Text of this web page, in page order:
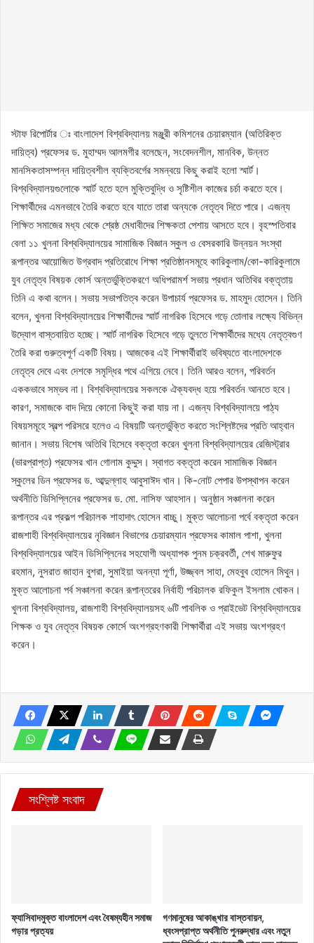
স্টাফ রিপোর্টার ঃ বাংলাদেশ বিশ্ববিদ্যালয় মঞ্জুরী কমিশনের চেয়ারম্যান (অতিরিক্ত
দায়িত্ব) প্রফেসর ড. মুহাম্মদ আলমগীর বলেছেন, সংবেদনশীল, মানবিক, উন্নত
মানসিকতাসম্পন্ন দায়িত্বশীল ব্যক্তিবর্গের সমন্বয়ে কিছু করাই হলো স্মার্ট।
বিশ্ববিদ্যালয়গুলোকে স্মার্ট হতে হলে মুক্তিবুদ্ধি ও সৃষ্টিশীল কাজের চর্চা করতে হবে।
শিক্ষার্থীদের এমনভাবে তৈরি করতে হবে যাতে তারা অন্যকে নেতৃত্ব দিতে পারে। এজন্য
শিক্ষিত সমাজের মধ্য থেকে শ্রেষ্ঠ মেধাবীদের শিক্ষকতা পেশায় আসতে হবে। বৃহস্পতিবার
বেলা ১১ খুলনা বিশ্ববিদ্যালয়ের সামাজিক বিজ্ঞান স্কুল ও বেসরকারি উন্নয়ন সংস্থা
রূপান্তর আয়োজিত উগ্রবাদ প্রতিরোধে শিক্ষা প্রতিষ্ঠানসমূহে কারিকুলাম/কো-কারিকুলামে
যুব নেতৃত্ব বিষয়ক কোর্স অন্তর্ভুক্তিকরণে অধিপরামর্শ সভায় প্রধান অতিথির বক্তৃতায়
তিনি এ কথা বলেন। সভায় সভাপতিত্ব করেন উপাচার্য প্রফেসর ড. মাহমুদ হোসেন। তিনি
বলেন, খুলনা বিশ্ববিদ্যালয়ের শিক্ষার্থীদের স্মার্ট নাগরিক হিসেবে গড়ে তোলার লক্ষ্যে বিভিন্ন
উদ্যোগ বাস্তবায়িত হচ্ছে। স্মার্ট নাগরিক হিসেবে গড়ে তুলতে শিক্ষার্থীদের মধ্যে নেতৃত্বগুণ
তৈরি করা গুরুত্বপূর্ণ একটি বিষয়। আজকের এই শিক্ষার্থীরাই ভবিষ্যতে বাংলাদেশকে
নেতৃত্ব দেবে এবং দেশকে সমৃদ্ধির পথে এগিয়ে নেবে। তিনি আরও বলেন, পরিবর্তন
এককভাবে সম্ভব না। বিশ্ববিদ্যালয়ের সকলকে ঐক্যবদ্ধ হয়ে পরিবর্তন আনতে হবে।
কারণ, সমাজকে বাদ দিয়ে কোনো কিছুই করা যায় না। এজন্য বিশ্ববিদ্যালয়ে পাঠ্য
বিষয়সমূহে স্বল্প পরিসরে হলেও এ বিষয়টি অন্তর্ভুক্তি করতে সংশ্লিষ্টদের প্রতি আহ্বান
জানান। সভায় বিশেষ অতিথি হিসেবে বক্তৃতা করেন খুলনা বিশ্ববিদ্যালয়ের রেজিস্ট্রার
(ভারপ্রাপ্ত) প্রফেসর খান গোলাম কুদ্দুস। স্বাগত বক্তৃতা করেন সামাজিক বিজ্ঞান
স্কুলের ডিন প্রফেসর ড. আব্দুল্লাহ আবুসাঈদ খান। কি-নোট পেপার উপস্থাপন করেন
অর্থনীতি ডিসিপ্লিনের প্রফেসর ড. মো. নাসিফ আহসান। অনুষ্ঠান সঞ্চালনা করেন
রূপান্তর এর প্রকল্প পরিচালক শাহাদাৎ হোসেন বাচ্চু। মুক্ত আলোচনা পর্বে বক্তৃতা করেন
রাজশাহী বিশ্ববিদ্যালয়ের নৃবিজ্ঞান বিভাগের চেয়ারম্যান প্রফেসর কামাল পাশা, খুলনা
বিশ্ববিদ্যালয়ের আইন ডিসিপ্লিনের সহযোগী অধ্যাপক পুনম চক্রবর্তী, শেখ মারুফুর
রহমান, নুসরাত জাহান বুশরা, সুমাইয়া অনন্যা পূর্ণা, উজ্জ্বল সাহা, মেহবুব হোসেন মিথুন।
মুক্ত আলোচনা পর্ব সঞ্চালনা করেন রূপান্তরের নির্বাহী পরিচালক রফিকুল ইসলাম খোকন।
খুলনা বিশ্ববিদ্যালয়, রাজশাহী বিশ্ববিদ্যালয়সহ ৬টি পাবলিক ও প্রাইভেট বিশ্ববিদ্যালয়ের
শিক্ষক ও যুব নেতৃত্ব বিষয়ক কোর্সে অংশগ্রহণকারী শিক্ষার্থীরা এই সভায় অংশগ্রহণ
করেন।
সংশ্লিষ্ট সংবাদ
ফ্যাসিবাদমুক্ত বাংলাদেশ এবং বৈষম্যহীন সমাজ
গড়ার প্রত্যয়
গণমানুষের আকাঙ্খার বাস্তবায়ন,
ধ্বংসপ্রাপ্ত অর্থনীতি পুনরুদ্ধার এবং নতুন